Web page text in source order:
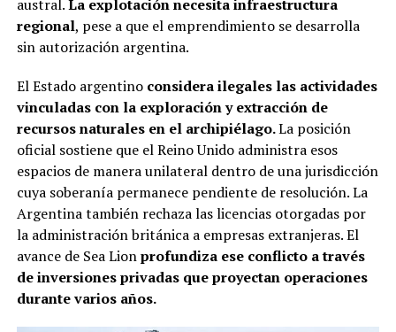
austral.La explotación necesita infraestructura
regional, pese a que el emprendimiento se desarrolla
sin autorización argentina.
El Estado argentino considera ilegales las actividades
vinculadas con la exploración y extracción de
recursos naturales en el archipiélago.La posición
oficial sostiene que el Reino Unido administra esos
espacios de manera unilateral dentro de una jurisdicción
cuya soberanía permanece pendiente de resolución. La
Argentina también rechaza las licencias otorgadas por
la administración británica a empresas extranjeras. El
avance de Sea Lionprofundiza ese conflicto a través
de inversiones privadas que proyectan operaciones
durante varios años.